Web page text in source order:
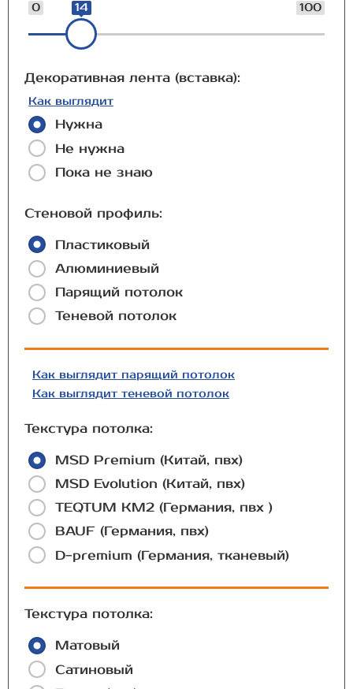
0 100
14
Декоративная лента (вставка):
Как выглядит
Нужна
Не нужна
Пока не знаю
Стеновой профиль:
Пластиковый
Алюминиевый
Парящий потолок
Теневой потолок
Как выглядит парящий потолок
Как выглядит теневой потолок
Текстура потолка:
MSD Premium (Китай, пвх)
MSD Evolution (Китай, пвх)
TEQTUM КМ2 (Германия, пвх )
BAUF (Германия, пвх)
D-premium (Германия, тканевый)
Текстура потолка:
Матовый
Сатиновый